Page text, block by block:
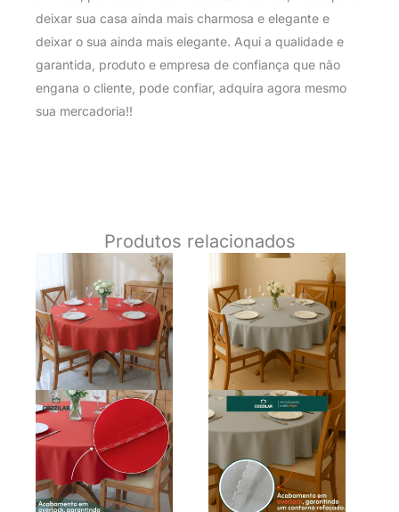
deixar sua casa ainda mais charmosa e elegante e
deixar o sua ainda mais elegante. Aqui a qualidade e
garantida, produto e empresa de confiança que não
engana o cliente, pode confiar, adquira agora mesmo
sua mercadoria!!
Produtos relacionados
preço
original
era:
R$ 49,90.
O
preço
atual
é:
R$ 34,90.
O
preço
original
era:
R$ 26,90.
O
preço
é:
R$